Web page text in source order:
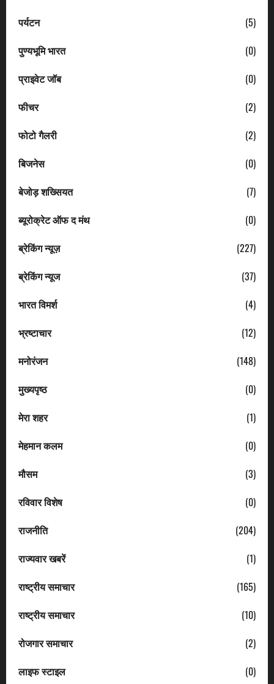
पर्यटन
(5)
पुण्यभूमि भारत
(0)
प्राइवेट जॉब
(0)
फीचर
(2)
फोटो गैलरी
(2)
बिजनेस
(0)
बेजोड़ शख्सियत
(7)
ब्यूरोक्रेट ऑफ द मंथ
(0)
ब्रेकिंग न्यूज़
(227)
ब्रेकिंग न्यूज
(37)
भारत विमर्श
(4)
भ्रष्टाचार
(12)
मनोरंजन
(148)
मुख्यपृष्ठ
(0)
मेरा शहर
(1)
मेहमान कलम
(0)
मौसम
(3)
रविवार विशेष
(0)
राजनीति
(204)
राज्यवार खबरें
(1)
राष्ट्रीय समाचार
(165)
राष्ट्रीय समाचार
(10)
रोजगार समाचार
(2)
लाइफ स्टाइल
(0)